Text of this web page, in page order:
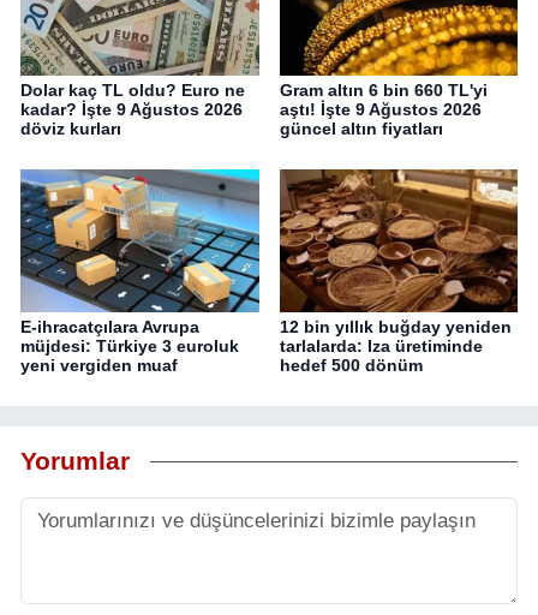
Dolar kaç TL oldu? Euro ne
kadar? İşte 9 Ağustos 2026
döviz kurları
Gram altın 6 bin 660 TL'yi
aştı! İşte 9 Ağustos 2026
güncel altın fiyatları
E-ihracatçılara Avrupa
müjdesi: Türkiye 3 euroluk
yeni vergiden muaf
12 bin yıllık buğday yeniden
tarlalarda: Iza üretiminde
hedef 500 dönüm
Yorumlar